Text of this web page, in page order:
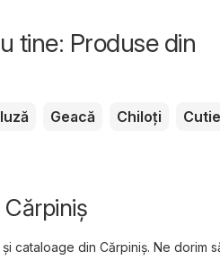
tine: Produse din
Geacă Chiloți
Cutie
cataloage din Cărpiniş. Ne dorim